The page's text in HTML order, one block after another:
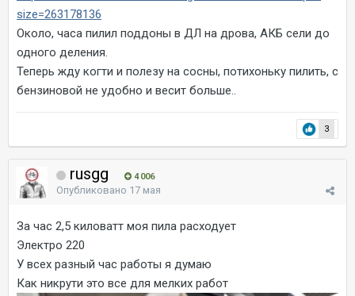
size=263178136
Около, часа пилил поддоны в ДЛ на дрова, АКБ сели до
одного деления.
Теперь жду когти и полезу на сосны, потихоньку пилить, с
бензиновой не удобно и весит больше..
3
rusgg 4 006
Опубликовано 17 мая
За час 2,5 киловатт моя пила расходует
Электро 220
У всех разный час работы я думаю
Как никрути это все для мелких работ